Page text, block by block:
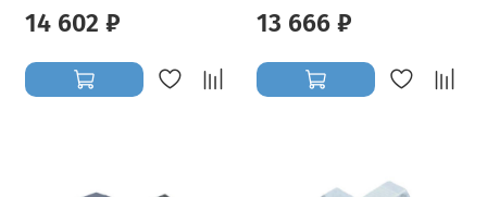
14 602 ₽ 13 666 ₽